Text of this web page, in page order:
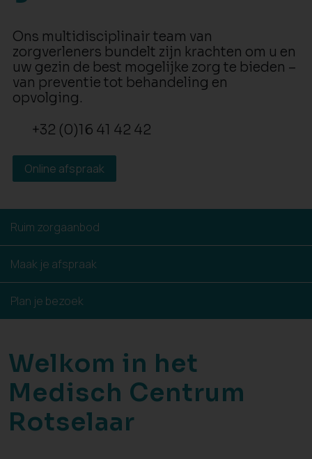
Ons multidisciplinair team van
zorgverleners bundelt zijn krachten om u en
uw gezin de best mogelijke zorg te bieden –
van preventie tot behandeling en
opvolging.
+32 (0)16 41 42 42
Online afspraak
Ruim zorgaanbod
Maak je afspraak
Plan je bezoek
Welkom in het
Medisch Centrum
Rotselaar